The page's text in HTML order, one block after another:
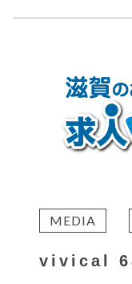
MEDIA
vivical